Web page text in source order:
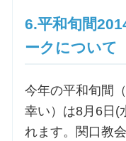
6.平和旬間
ークについて
今年の平和旬間
幸い）は8月6日(
れます。関口教